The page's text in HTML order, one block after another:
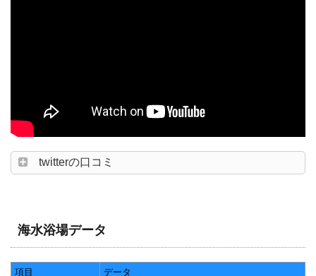
twitterの口コミ
海水浴場データ
項目
データ